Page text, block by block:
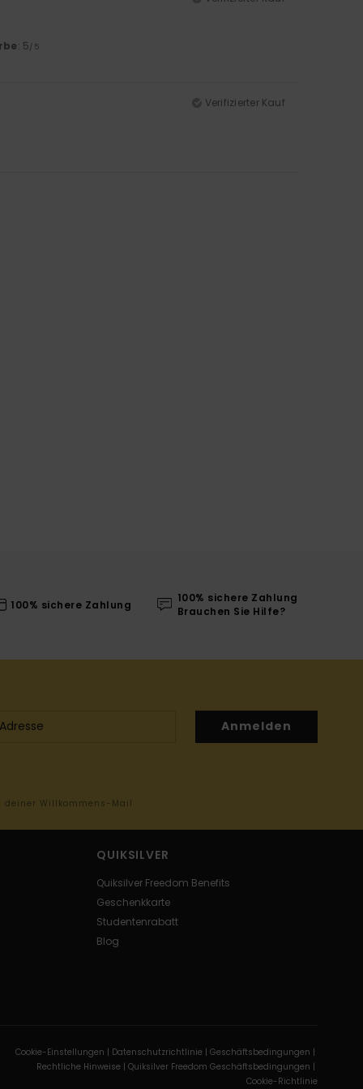
: 5 /5
Verifizierter Kauf
100% sichere Zahlung
100% sichere Zahlung
Brauchen Sie Hilfe?
Anmelden
Willkommens-Mail
QUIKSILVER
Quiksilver Freedom Benefits
Geschenkkarte
Studentenrabatt
Blog
Cookie-Einstellungen | Datenschutzrichtlinie | Geschäftsbedingungen |
Rechtliche Hinweise | Quiksilver Freedom Geschäftsbedingungen |
Cookie-Richtlinie